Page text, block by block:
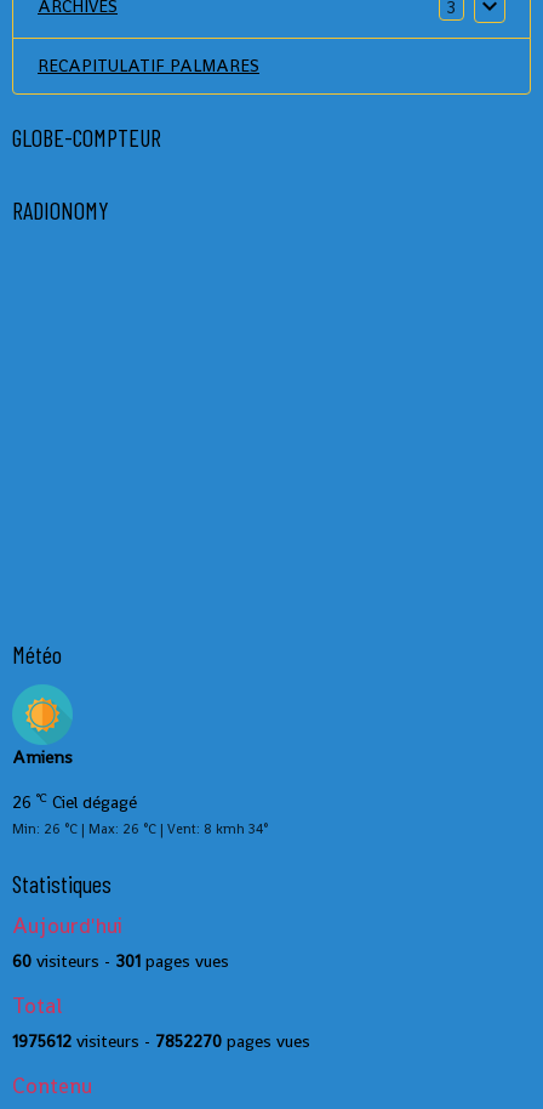
ARCHIVES 3
RECAPITULATIF PALMARES
GLOBE-COMPTEUR
RADIONOMY
Météo
Amiens
26 °C Ciel dégagé
Min: 26 °C | Max: 26 °C | Vent: 8 kmh 34°
Statistiques
Aujourd'hui
60 visiteurs - 301 pages vues
Total
1975612 visiteurs - 7852270 pages vues
Contenu